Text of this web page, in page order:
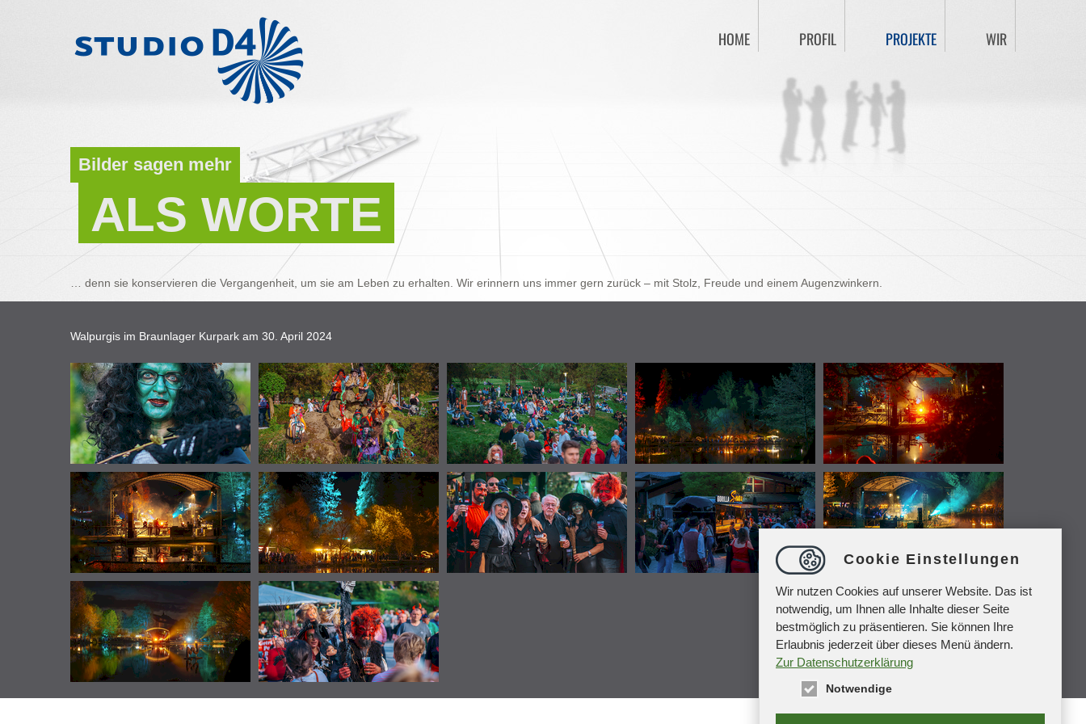
HOME PROFIL PROJEKTE WIR
Bilder sagen mehr
ALS WORTE
… denn sie konservieren die Vergangenheit, um sie am Leben zu erhalten. Wir erinnern uns immer gern zurück – mit Stolz, Freude und einem Augenzwinkern.
Walpurgis im Braunlager Kurpark am 30. April 2024
Cookie Einstellungen
Wir nutzen Cookies auf unserer Website. Das ist
notwendig, um Ihnen alle Inhalte dieser Seite
bestmöglich zu präsentieren. Sie können Ihre
Erlaubnis jederzeit über dieses Menü ändern.
Zur Datenschutzerklärung
Notwendige